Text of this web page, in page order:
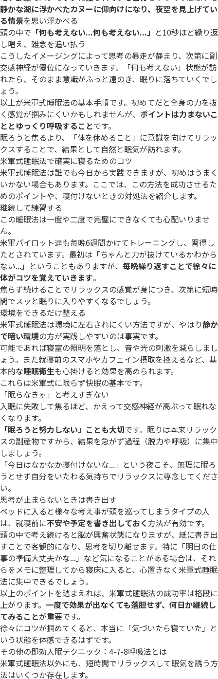
静かな湖に浮かべたカヌーに仰向けになり、夜空を見上げてい
る情景を思い浮かべる
頭の中で 「何も考えない...何も考えない...」 と10秒ほど繰り返
し唱え、雑念を追い払う
こうしたイメージングによって思考の暴走が静まり、次第に副
交感神経が優位になっていきます。「何も考えない」状態が訪
れたら、そのまま意識がふっと遠のき、眠りに落ちていくでし
ょう。
以上が米軍式睡眠法の基本手順です。初めてだと全身の力を抜
く感覚が掴みにくいかもしれませんが、 ポイントは力まないこ
ととゆっくり呼吸することです。
眠ろうと焦るより、「体を休めること」に意識を向けてリラッ
クスすることで、結果として自然と眠気が訪れます。
米軍式睡眠法で確実に寝るためのコツ
米軍式睡眠法は誰でも今日から実践できますが、初めはうまく
いかない場合もあります。ここでは、この方法を成功させるた
めのポイントや、寝付けないときの対処法を紹介します。
継続して練習する
この睡眠法は一度や二度で完璧にできなくても心配いりませ
ん。
米軍パイロット達も毎晩6週間かけてトレーニングし、習得し
たとされています。最初は「ちゃんと力が抜けているかわから
ない...」ということもありますが、 毎晩繰り返すことで徐々に
体がコツを覚えていきます。
焦らず続けることでリラックスの感覚が身につき、次第に短時
間でスッと眠りに入りやすくなるでしょう。
環境をできるだけ整える
米軍式睡眠法は環境に左右されにくい方法ですが、やはり静か
で暗い環境の方が実践しやすいのは事実です。
可能であれば寝室の照明を落とし、音や光の刺激を減らしまし
ょう。また就寝前のスマホやカフェイン摂取を控えるなど、基
本的な睡眠衛生も心掛けると効果を高められます。
これらは米軍式に限らず快眠の基本です。
「眠らなきゃ」と考えすぎない
入眠に失敗して焦るほど、かえって交感神経が高ぶって眠れな
くなります。
「眠ろうと努力しない」ことも大切です。眠りは本来リラック
スの副産物ですから、結果を急がず過程（脱力や呼吸）に集中
しましょう。
「今日はなかなか寝付けないな...」という夜こそ、無理に眠ろ
うとせず自分をいたわる気持ちでリラックスに専念してくださ
い。
思考が止まらないときは書き出す
ベッドに入ると様々な考え事が頭を巡ってしまうタイプの人
は、就寝前に不安や予定を書き出しておく 方法が有効です。
頭の中で考え続けると脳が興奮状態になりますが、紙に書き出
すことで客観的になり、思考を切り離せます。特に「明日の仕
事の準備大丈夫かな...」など気になることがある場合は、それ
らをメモに整理してから寝床に入ると、心置きなく米軍式睡眠
法に集中できるでしょう。
以上のポイントを踏まえれば、米軍式睡眠法の成功率は格段に
上がります。 一度で効果が出なくても落胆せず、何日か継続し
てみることが重要です。
徐々にコツが掴めてくると、本当に「気づいたら寝ていた」と
いう状態を体感できるはずです。
その他の即効入眠テクニック：4-7-8呼吸法とは
米軍式睡眠法以外にも、短時間でリラックスして眠気を誘う方
法はいくつか存在します。